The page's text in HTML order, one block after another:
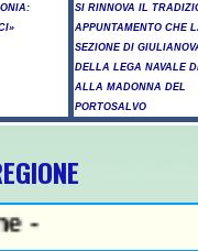
SI RINNOVA IL
APPUNTAMENTO CHE
SEZIONE DI
DELLA LEGA NAVALE
ALLA MADONNA DEL
PORTOSALVO
-